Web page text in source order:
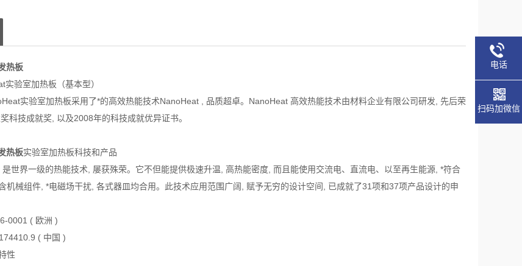
热板
验室加热板（基本型）
实验室加热板采用了*的高效热能技术NanoHeat , 品质超卓。NanoHeat 高效热能技术由材料企业有限公司研发, 先后荣
科技成就奖, 以及2008年的科技成就优异证书。
热板实验室加热板科技和产品
是世界一级的热能技术, 屡获殊荣。它不但能提供极速升温, 高热能密度, 而且能使用交流电、直流电、以至再生能源, *符合
机械组件, *电磁场干扰, 各式器皿均合用。此技术应用范围广阔, 赋予无穷的设计空间, 已成就了31项和37项产品设计的申
0001 ( 欧洲 )
( 中国 )
性
电话
扫码加微信